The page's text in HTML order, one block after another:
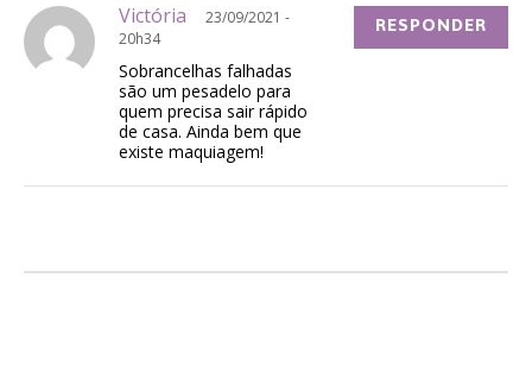
Victória
23/09/2021 -
20h34
Sobrancelhas falhadas
são um pesadelo para
quem precisa sair rápido
de casa. Ainda bem que
existe maquiagem!
RESPONDER